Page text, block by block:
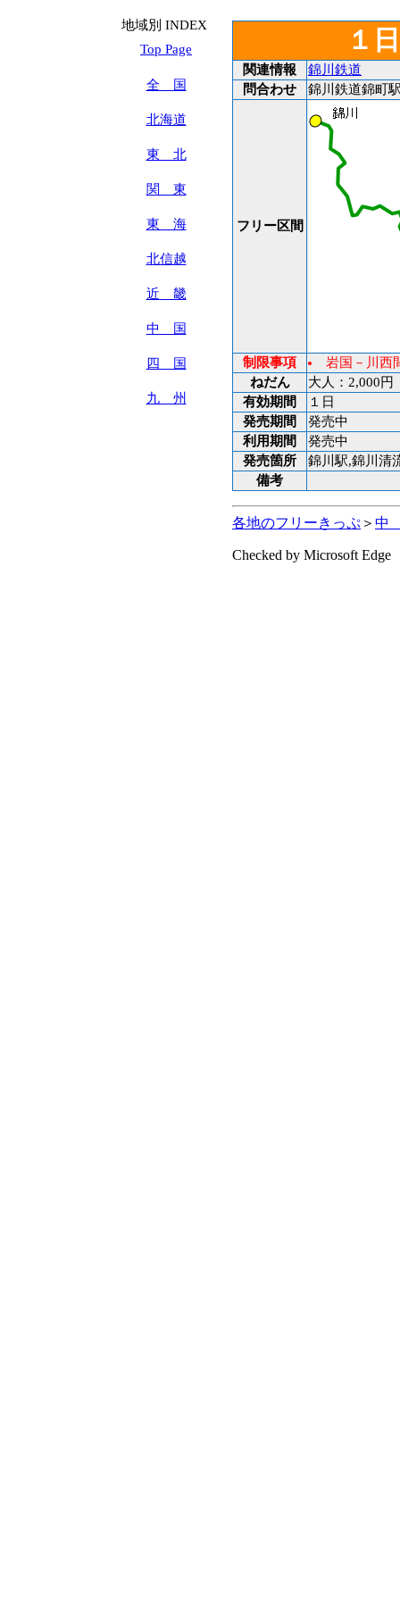
地域別 INDEX
Top Page
全 国
北海道
東 北
関 東
東 海
北信越
近 畿
中 国
四 国
九 州
１
関連情報
錦川鉄道
問合わせ
錦川鉄道錦町
フリー区間
制限事項
岩国－川西
ねだん
大人：2,000
有効期間
１日
発売期間
発売中
利用期間
発売中
発売箇所
錦川駅,錦川清
備考
各地のフリーきっぷ ＞ 中
Checked by Microsoft Edge